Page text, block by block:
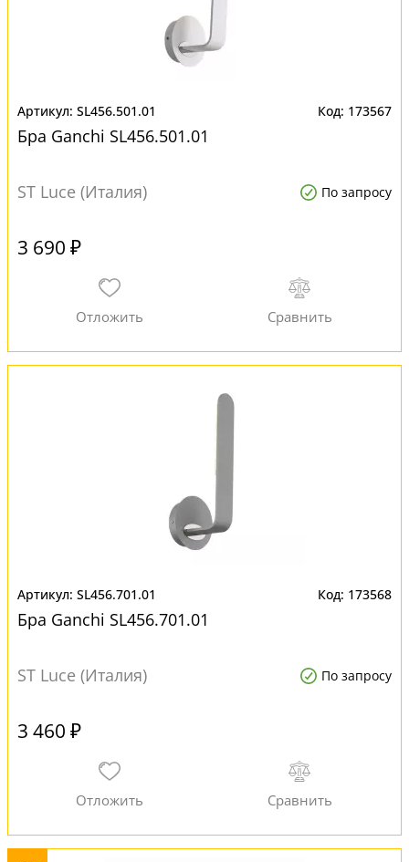
SL456.501.01 173567
Бра Ganchi SL456.501.01
ST Luce (Италия) По запросу
3 690 ₽
SL456.701.01 173568
Бра Ganchi SL456.701.01
ST Luce (Италия) По запросу
3 460 ₽